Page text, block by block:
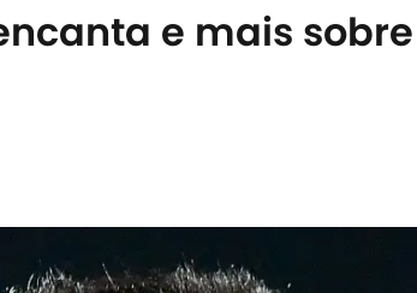
e mais